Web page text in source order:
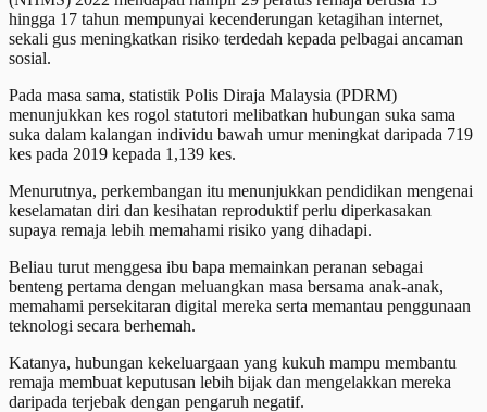
hingga 17 tahun mempunyai kecenderungan ketagihan internet,
sekali gus meningkatkan risiko terdedah kepada pelbagai ancaman
sosial.
Pada masa sama, statistik Polis Diraja Malaysia (PDRM)
menunjukkan kes rogol statutori melibatkan hubungan suka sama
suka dalam kalangan individu bawah umur meningkat daripada 719
kes pada 2019 kepada 1,139 kes.
Menurutnya, perkembangan itu menunjukkan pendidikan mengenai
keselamatan diri dan kesihatan reproduktif perlu diperkasakan
supaya remaja lebih memahami risiko yang dihadapi.
Beliau turut menggesa ibu bapa memainkan peranan sebagai
benteng pertama dengan meluangkan masa bersama anak-anak,
memahami persekitaran digital mereka serta memantau penggunaan
teknologi secara berhemah.
Katanya, hubungan kekeluargaan yang kukuh mampu membantu
remaja membuat keputusan lebih bijak dan mengelakkan mereka
daripada terjebak dengan pengaruh negatif.